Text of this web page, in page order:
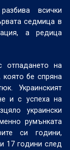
всички
седмица в
а редица
отпадането на
която бе спряна
Украинският
и с успеха на
украински
румънката
си години,
17 години след